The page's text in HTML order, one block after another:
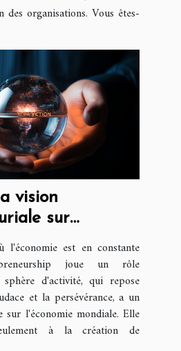
organisations. Vous êtes-
vision
sur
l'économie est en constante
joue un rôle
d'activité, qui repose
et la persévérance, a un
sur l'économie mondiale. Elle
à la création de